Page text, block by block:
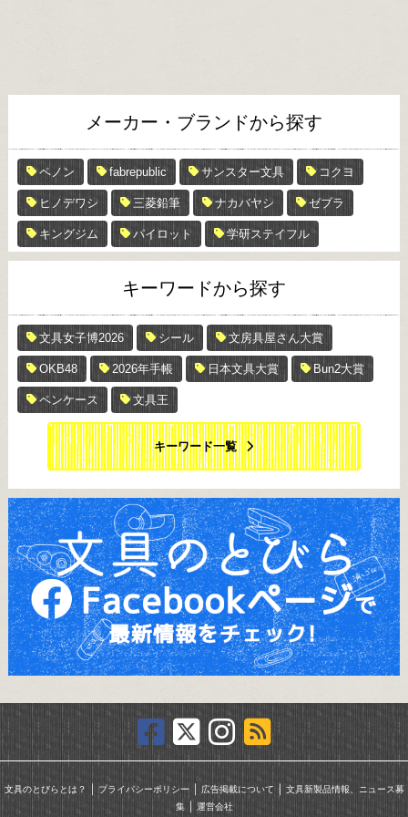
メーカー・ブランドから探す
ペノン fabrepublic サンスター文具 コクヨ
ヒノデワシ 三菱鉛筆 ナカバヤシ ゼブラ
キングジム パイロット 学研ステイフル
キーワードから探す
文具女子博2026 シール 文房具屋さん大賞
OKB48 2026年手帳 日本文具大賞 Bun2大賞
ペンケース 文具王
キーワード一覧
文具のとびらとは？ ｜ プライバシーポリシー｜ 広告掲載について ｜ 文具新製品情報、ニュース募
集｜ 運営会社